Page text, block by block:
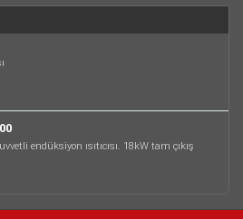
endüksiyon ısıtıcısı. 18kW tam çıkış